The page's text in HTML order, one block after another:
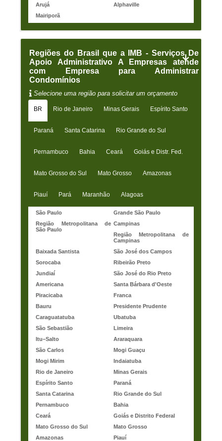
Arujá
Alphaville
Mairiporã
Regiões do Brasil que a IMB - Serviços De
Apoio Administrativo A Empresas atende
com Empresa para Administrar
Condomínios
Selecione uma região para solicitar um orçamento
BR Rio de Janeiro Minas Gerais Espírito Santo
Paraná Santa Catarina Rio Grande do Sul
Pernambuco Bahia Ceará Goiás e Distr. Fed.
Mato Grosso do Sul Mato Grosso Amazonas
Piauí Pará Maranhão Alagoas
São Paulo
Grande São Paulo
Região Metropolitana de
São Paulo
Campinas
Região Metropolitana de
Campinas
Baixada Santista
São José dos Campos
Sorocaba
Ribeirão Preto
Jundiaí
São José do Rio Preto
Americana
Santa Bárbara d'Oeste
Piracicaba
Franca
Bauru
Presidente Prudente
Caraguatatuba
Ubatuba
São Sebastião
Limeira
Itu–Salto
Araraquara
São Carlos
Mogi Guaçu
Mogi Mirim
Indaiatuba
Rio de Janeiro
Minas Gerais
Espírito Santo
Paraná
Santa Catarina
Rio Grande do Sul
Pernambuco
Bahia
Ceará
Goiás e Distrito Federal
Mato Grosso do Sul
Mato Grosso
Amazonas
Piauí